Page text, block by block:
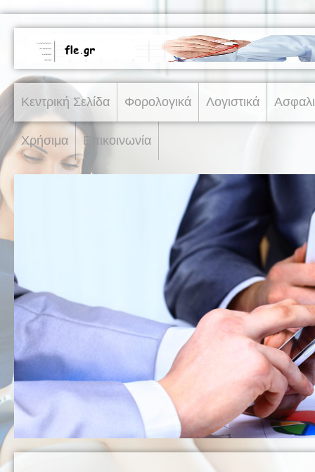
Κεντρική Σελίδα Φορολογικά Λογιστικά
Χρήσιμα Επικοινωνία